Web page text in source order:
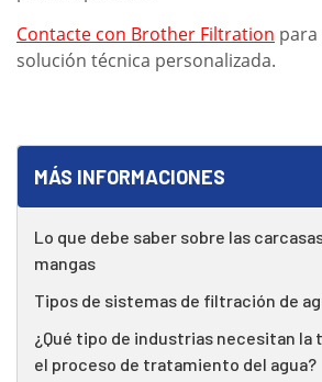
Contacte con Brother Filtration
solución técnica personalizada.
MÁS INFORMACIONES
Lo que debe saber sobre las
mangas
Tipos de sistemas de filtración de
¿Qué tipo de industrias necesitan la
el proceso de tratamiento del agua?